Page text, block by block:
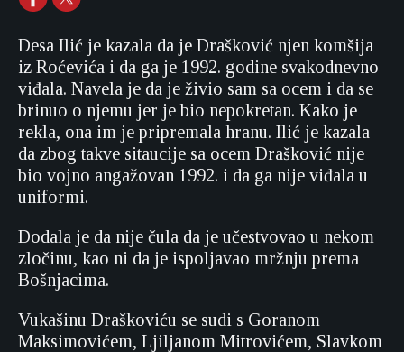
Desa Ilić je kazala da je Drašković njen komšija
iz Roćevića i da ga je 1992. godine svakodnevno
viđala. Navela je da je živio sam sa ocem i da se
brinuo o njemu jer je bio nepokretan. Kako je
rekla, ona im je pripremala hranu. Ilić je kazala
da zbog takve sitaucije sa ocem Drašković nije
bio vojno angažovan 1992. i da ga nije viđala u
uniformi.
Dodala je da nije čula da je učestvovao u nekom
zločinu, kao ni da je ispoljavao mržnju prema
Bošnjacima.
Vukašinu Draškoviću se sudi s Goranom
Maksimovićem, Ljiljanom Mitrovićem, Slavkom